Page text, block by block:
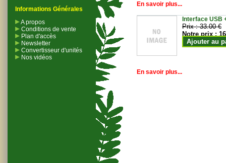
Informations Générales
A propos
Conditions de vente
Plan d'accès
Newsletter
Convertisseur d'unités
Nos vidéos
En savoir plus...
Interface USB
Prix :33.00 €
Notre prix :
Ajouter au
En savoir plus...